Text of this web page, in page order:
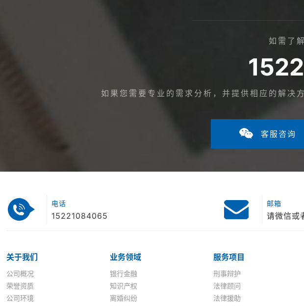
如需了
如果您需要专业的需求分析，并提供相应的解决
客服咨询
电话
15221084065
邮箱
请微信或
关于我们
公司概况
荣誉资质
公司环境
业务领域
银行金融
知识产权
离婚纠纷
服务项目
刑事辩护
法律顾问
法律援助